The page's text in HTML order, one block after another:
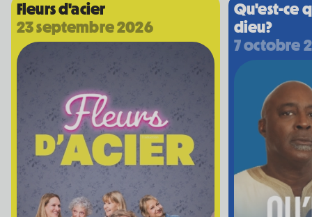
Programmation complète
Achat par téléphone 450 667-2040
Fleurs d'acier
23 septembre 2026
Qu'est-ce
dieu?
7 octobre